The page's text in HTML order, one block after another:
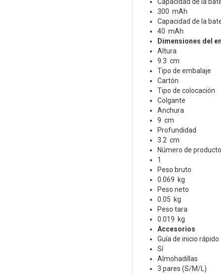
300 mAh
Capacidad de la
40 mAh
Dimensiones del
Altura
9.3 cm
Tipo de embalaje
Cartón
Tipo de colocación
Colgante
Anchura
9 cm
Profundidad
3.2 cm
Número de
1
Peso bruto
0.069 kg
Peso neto
0.05 kg
Peso tara
0.019 kg
Accesorios
Guía de inicio rápido
Sí
Almohadillas
3 pares (S/M/L)